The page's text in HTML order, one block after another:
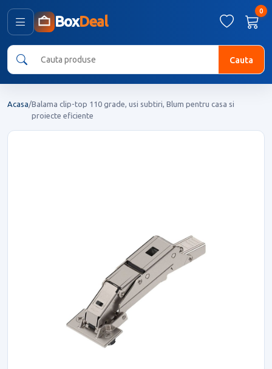
BoxDeal
0
Cauta
Acasa/Balama clip-top 110 grade, usi subtiri, Blum pentru casa si
proiecte eficiente